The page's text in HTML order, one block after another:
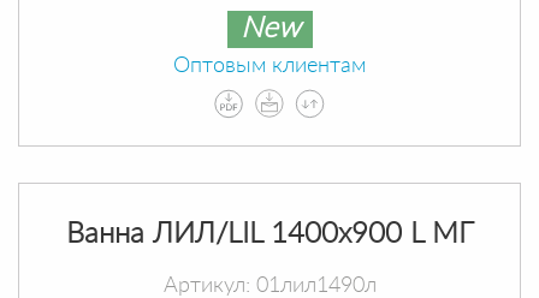
New
Оптовым клиентам
Ванна ЛИЛ/LIL 1400х900 L МГ
Артикул: 01лил1490л